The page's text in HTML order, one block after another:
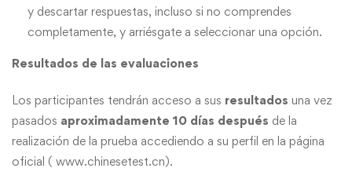
y descartar respuestas, incluso si no comprendes
completamente, y arriésgate a seleccionar una opción.
Resultados de las evaluaciones
Los participantes tendrán acceso a sus resultados una vez
pasados aproximadamente 10 días después de la
realización de la prueba accediendo a su perfil en la página
oficial ( www.chinesetest.cn).